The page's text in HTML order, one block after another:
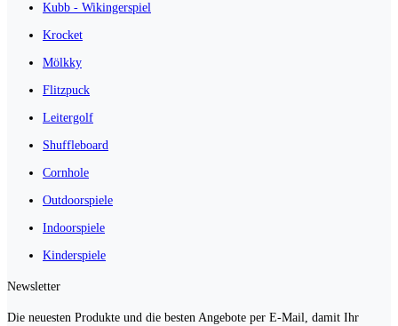
Kubb - Wikingerspiel
Krocket
Mölkky
Flitzpuck
Leitergolf
Shuffleboard
Cornhole
Outdoorspiele
Indoorspiele
Kinderspiele
Newsletter
Die neuesten Produkte und die besten Angebote per E-Mail, damit Ihr